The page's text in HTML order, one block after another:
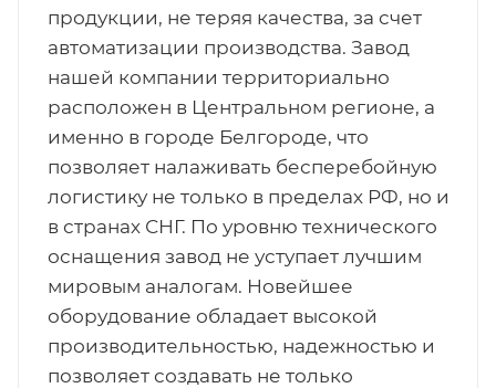
продукции, не теряя качества, за счет
автоматизации производства. Завод
нашей компании территориально
расположен в Центральном регионе, а
именно в городе Белгороде, что
позволяет налаживать бесперебойную
логистику не только в пределах РФ, но и
в странах СНГ. По уровню технического
оснащения завод не уступает лучшим
мировым аналогам. Новейшее
оборудование обладает высокой
производительностью, надежностью и
позволяет создавать не только